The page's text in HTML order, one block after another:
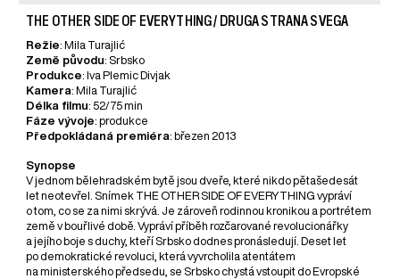
THE OTHER SIDE OF EVERYTHING / DRUGA STRANA SVEGA
Režie: Mila Turajlić
Země původu: Srbsko
Produkce: Iva Plemic Divjak
Kamera: Mila Turajlić
Délka filmu: 52/75 min
Fáze vývoje: produkce
Předpokládaná premiéra: březen 2013
Synopse
V jednom bělehradském bytě jsou dveře, které nikdo pětašedesát
let neotevřel. Snímek THE OTHER SIDE OF EVERYTHING vypráví
o tom, co se za nimi skrývá. Je zároveň rodinnou kronikou a portrétem
země v bouřlivé době. Vypráví příběh rozčarované revolucionářky
a jejího boje s duchy, kteří Srbsko dodnes pronásledují. Deset let
po demokratické revoluci, která vyvrcholila atentátem
na ministerského předsedu, se Srbsko chystá vstoupit do Evropské